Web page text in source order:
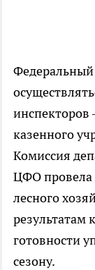
Федеральный
инспекторов
казенного
Комиссия
ЦФО провела
лесного
результатам
готовности
сезону.